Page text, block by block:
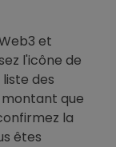
et
l'icône de
des
que
la
êtes